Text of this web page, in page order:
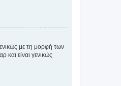
με τη μορφή των
είναι γενικώς